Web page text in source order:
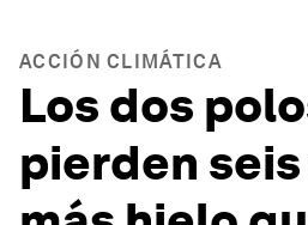
ACCIÓN CLIMÁTICA
Los dos
pierden